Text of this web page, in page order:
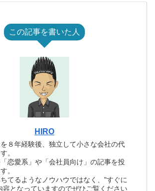
この記事を書いた人
HIRO
８年経験後、独立して小さな会社の代
。
恋愛系」や「会社員向け」の記事を投
。
てるようなノウハウではなく、"すぐに
容となっていますのでぜひご覧ください